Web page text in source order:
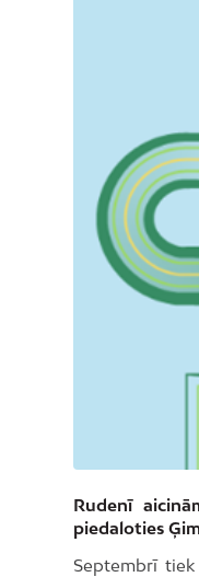
Rudenī
piedaloties
Septembrī